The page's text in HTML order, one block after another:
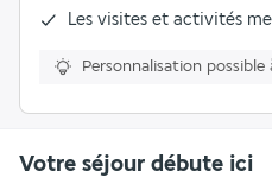
Les visites et activités
Personnalisation possible
Votre séjour débute ici